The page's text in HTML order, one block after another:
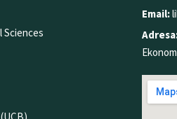
Email: